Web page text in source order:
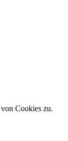
Cookies zu.